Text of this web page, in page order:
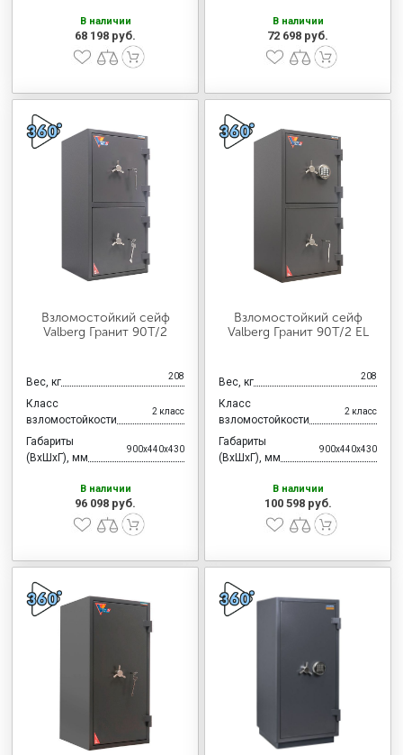
В наличии
68 198 руб.
В наличии
72 698 руб.
Взломостойкий сейф
Valberg Гранит 90T/2
Вес, кг 208
Класс
взломостойкости
2 класс
Габариты
(ВхШхГ), мм
900x440x430
В наличии
96 098 руб.
Взломостойкий сейф
Valberg Гранит 90T/2 EL
Вес, кг 208
Класс
взломостойкости
2 класс
Габариты
(ВхШхГ), мм
900x440x430
В наличии
100 598 руб.